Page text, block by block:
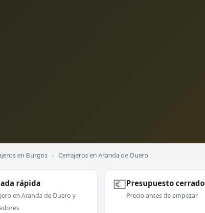
en Burgos › Cerrajeros en Aranda de Duero
rápida
en Aranda de Duero y
💶Presupuesto cerrado
Precio antes de empezar